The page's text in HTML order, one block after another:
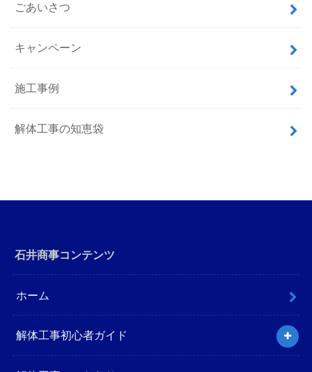
ごあいさつ
キャンペーン
施工事例
解体工事の知恵袋
石井商事コンテンツ
ホーム
解体工事初心者ガイド